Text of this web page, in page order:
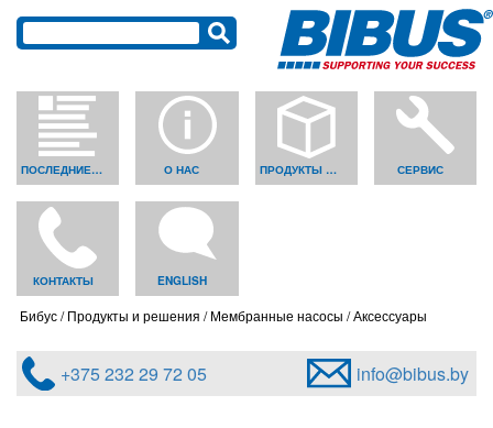
ПОСЛЕДНИЕ НОВОСТИ О НАС ПРОДУКТЫ И РЕШЕНИЯ СЕРВИС
КОНТАКТЫ ENGLISH
Бибус Продукты и решения Мембранные насосы Аксессуары
+375 232 29 72 05 info@bibus.by